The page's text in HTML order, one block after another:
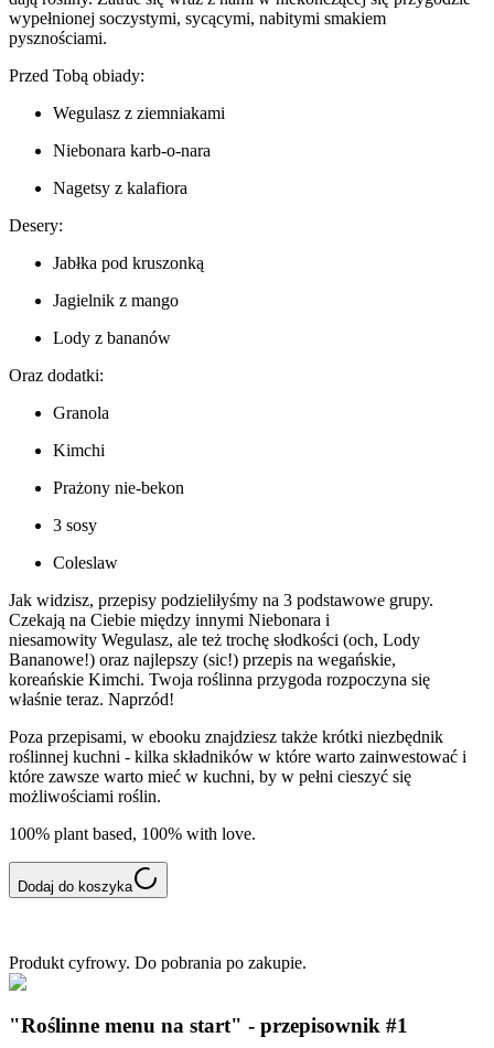
wypełnionej soczystymi, sycącymi, nabitymi smakiem
pysznościami.
Przed Tobą obiady:
Wegulasz z ziemniakami
Niebonara karb-o-nara
Nagetsy z kalafiora
Desery:
Jabłka pod kruszonką
Jagielnik z mango
Lody z bananów
Oraz dodatki:
Granola
Kimchi
Prażony nie-bekon
3 sosy
Coleslaw
Jak widzisz, przepisy podzieliłyśmy na 3 podstawowe grupy.
Czekają na Ciebie między innymi Niebonara i
niesamowity Wegulasz, ale też trochę słodkości (och, Lody
Bananowe!) oraz najlepszy (sic!) przepis na wegańskie,
koreańskie Kimchi. Twoja roślinna przygoda rozpoczyna się
właśnie teraz. Naprzód!
Poza przepisami, w ebooku znajdziesz także krótki niezbędnik
roślinnej kuchni - kilka składników w które warto zainwestować i
które zawsze warto mieć w kuchni, by w pełni cieszyć się
możliwościami roślin.
100% plant based, 100% with love.
Dodaj do koszyka
Produkt cyfrowy. Do pobrania po zakupie.
"Roślinne menu na start" - przepisownik #1